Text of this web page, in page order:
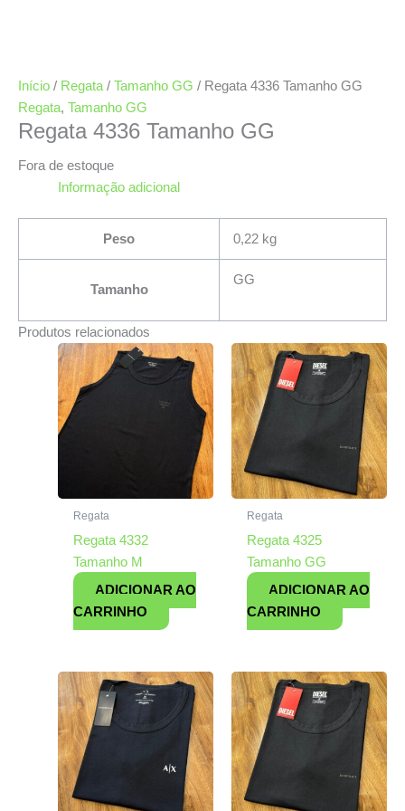
Início / Regata / Tamanho GG / Regata 4336 Tamanho GG
Regata, Tamanho GG
Regata 4336 Tamanho GG
Fora de estoque
Informação adicional
Peso 0,22 kg
Tamanho
GG
Produtos relacionados
Regata
Regata 4332
Tamanho M
ADICIONAR AO
CARRINHO
Regata
Regata 4325
Tamanho GG
ADICIONAR AO
CARRINHO